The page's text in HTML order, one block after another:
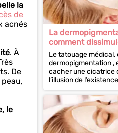
la
de
acnés
. À
De
le
La
comment
post-chirurgicales
Le tatouage
dermopigmentation ,
cacher une cicatrice
l’illusion de